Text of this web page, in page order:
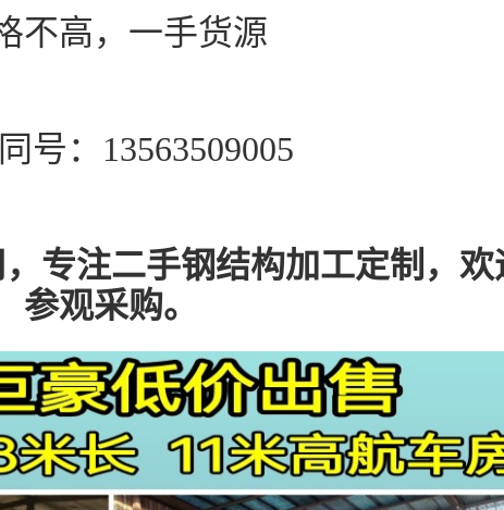
不高，一手货源
号：13563509005
专注二手钢结构加工定制，欢
参观采购。